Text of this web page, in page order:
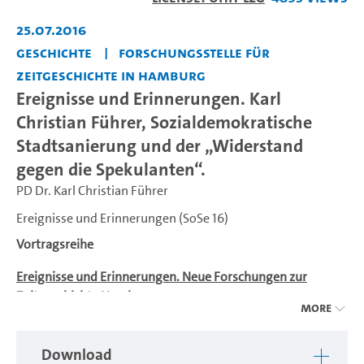
25.07.2016
Geschichte
Forschungsstelle für
Zeitgeschichte in Hamburg
Ereignisse und Erinnerungen. Karl
Christian Führer, Sozialdemokratische
Stadtsanierung und der „Widerstand
gegen die Spekulanten“.
PD Dr. Karl Christian Führer
Ereignisse und Erinnerungen (SoSe 16)
Vortragsreihe
Ereignisse und Erinnerungen. Neue Forschungen zur
Zeitgeschichte Hamburgs
Hamburg
More
Download